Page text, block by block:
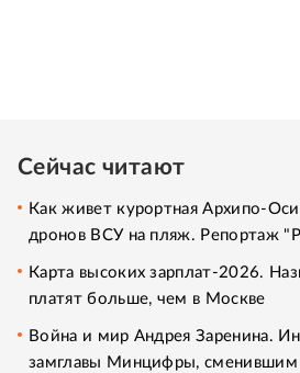
Сейчас читают
Как живет курортная Архипо-
дронов ВСУ на пляж. Репортаж
Карта высоких зарплат-2026.
платят больше, чем в Москве
Война и мир Андрея Заренина.
замглавы Минцифры, сменившим